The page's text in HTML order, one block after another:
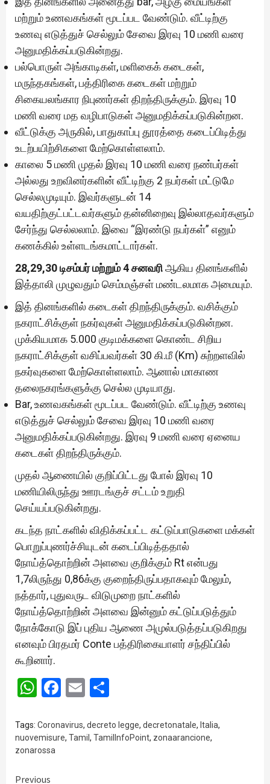
மற்றும் உணவகங்கள் மூடப்பட வேண்டும். வீட்டிற்கு
உணவு எடுத்துச் செல்லும் சேவை இரவு 10 மணி வரை
அனுமதிக்கப்படுகின்றது.
பல்பொருள் அங்காடிகள், மளிகைக் கடைகள்,
மருந்தகங்கள், பத்திரிகை கடைகள் மற்றும்
சிகையலங்கார நிபுணர்கள் திறந்திருக்கும். இரவு 10
மணி வரை மத வழிபாடுகள் அனுமதிக்கப்படுகின்றன.
வீட்டுக்கு அருகில், பாதுகாப்பு தூரத்தை கடைப்பிடித்து
உடற்பயிற்சிகளை மேற்கொள்ளலாம்.
காலை 5 மணி முதல் இரவு 10 மணி வரை நண்பர்கள்
அல்லது உறவினர்களின் வீட்டிற்கு 2 நபர்கள் மட்டுமே
செல்லமுடியும். இவர்களுடன் 14
வயதிற்குட்பட்டவர்களும் தன்னிறைவு இல்லாதவர்களும்
சேர்ந்து செல்லலாம். இவை “இரண்டு நபர்கள்” எனும்
கணக்கில் உள்ளடங்கமாட்டார்கள்.
28,29,30 டிசம்பர் மற்றும் 4 சனவரிஆகிய தினங்களில்
இத்தாலி முழுவதும் செம்மஞ்சள் மண்டலமாக அமையும்.
இத் தினங்களில் கடைகள் திறந்திருக்கும். வசிக்கும்
நகராட்சிக்குள் நகர்வுகள் அனுமதிக்கப்படுகின்றன.
முக்கியமாக 5.000 குடிமக்களை கொண்ட சிறிய
நகராட்சிக்குள் வசிப்பவர்கள் 30 கி.மீ (Km) சுற்றளவில்
நகர்வுகளை மேற்கொள்ளலாம். ஆனால் மாகாண
தலைநகரங்களுக்கு செல்ல முடியாது.
Bar, உணவகங்கள் மூடப்பட வேண்டும். வீட்டிற்கு உணவு
எடுத்துச் செல்லும் சேவை இரவு 10 மணி வரை
அனுமதிக்கப்படுகின்றது. இரவு 9 மணி வரை ஏனைய
கடைகள் திறந்திருக்கும்.
முதல் ஆணையில் குறிப்பிட்டது போல் இரவு 10
மணியிலிருந்து ஊரடங்குச் சட்டம் உறுதி
செய்யப்படுகின்றது.
கடந்த நாட்களில் விதிக்கப்பட்ட கட்டுப்பாடுகளை மக்கள்
பொறுப்புணர்ச்சியுடன் கடைப்பிடித்ததால்
நோய்த்தொற்றின் அளவை குறிக்கும் Rt என்பது
1,7லிருந்து 0,86க்கு குறைந்திருப்பதாகவும் மேலும்,
நத்தார், புதுவருட விடுமுறை நாட்களில்
நோய்த்தொற்றின் அளவை இன்னும் கட்டுப்படுத்தும்
நோக்கோடு இப் புதிய ஆணை அமுல்படுத்தப்படுகிறது
எனவும் பிரதமர் Conte பத்திரிகையாளர் சந்திப்பில்
கூறினார்.
WhatsApp
Facebook
Email
Tags: Coronavirus, decreto legge, decretonatale, Italia,
nuovemisure, Tamil , TamilInfoPoint, zonaarancione,
zonarossa
Previous